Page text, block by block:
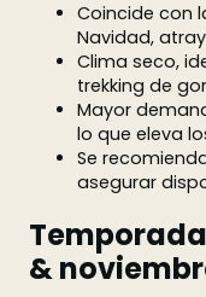
Coincide con
Navidad,
Clima seco,
trekking de
Mayor
lo que eleva
Se
asegurar
&